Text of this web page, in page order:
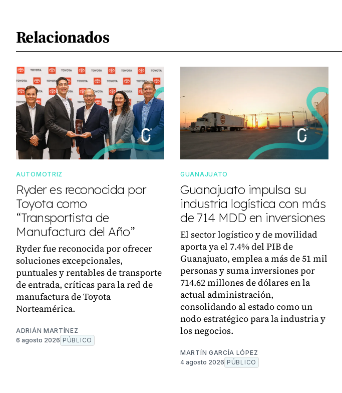
Relacionados
AUTOMOTRIZ
Ryder es reconocida por
Toyota como
“Transportista de
Manufactura del Año”
Ryder fue reconocida por ofrecer
soluciones excepcionales,
puntuales y rentables de transporte
de entrada, críticas para la red de
manufactura de Toyota
Norteamérica.
ADRIÁN MARTÍNEZ
6 agosto 2026 PÚBLICO
GUANAJUATO
Guanajuato impulsa su
industria logística con más
de 714 MDD en inversiones
El sector logístico y de movilidad
aporta ya el 7.4% del PIB de
Guanajuato, emplea a más de 51 mil
personas y suma inversiones por
714.62 millones de dólares en la
actual administración,
consolidando al estado como un
nodo estratégico para la industria y
los negocios.
MARTÍN GARCÍA LÓPEZ
4 agosto 2026 PÚBLICO